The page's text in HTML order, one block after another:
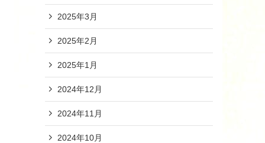
2025年3月
2025年2月
2025年1月
2024年12月
2024年11月
2024年10月